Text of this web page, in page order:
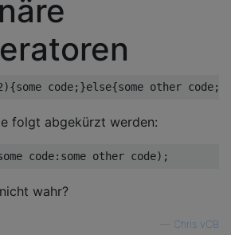
folgt abgekürzt werden:
wahr?
Chris vCB